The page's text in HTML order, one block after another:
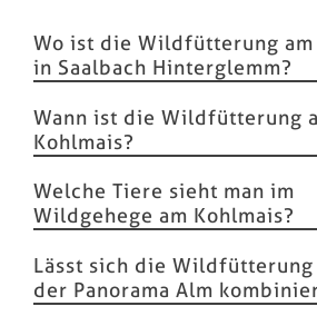
Wo ist die Wildfütterung am
in Saalbach Hinterglemm?
Wann ist die Wildfütterung
Kohlmais?
Welche Tiere sieht man im
Wildgehege am Kohlmais?
Lässt sich die
der Panorama Alm